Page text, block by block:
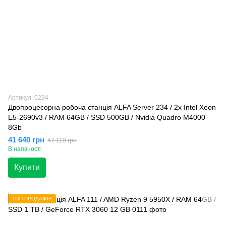
Артикул: 0234
Двопроцесорна робоча станція ALFA Server 234 / 2x Intel Xeon
E5-2690v3 / RAM 64GB / SSD 500GB / Nvidia Quadro M4000
8Gb
41 640 грн 47 110 грн
В наявності
Купити
ТОП ПРОДАЖІВ